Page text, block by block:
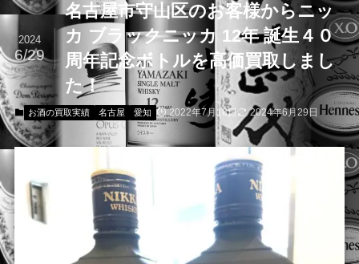
名古屋市守山区のお客様からニッ
カ ブラックニッカ 12年 誕生４０
周年記念ボトルを高価買取しまし
た！
2024
6/29
お酒の買取実績 名古屋 愛知 2022年7月18日 2024年6月29日